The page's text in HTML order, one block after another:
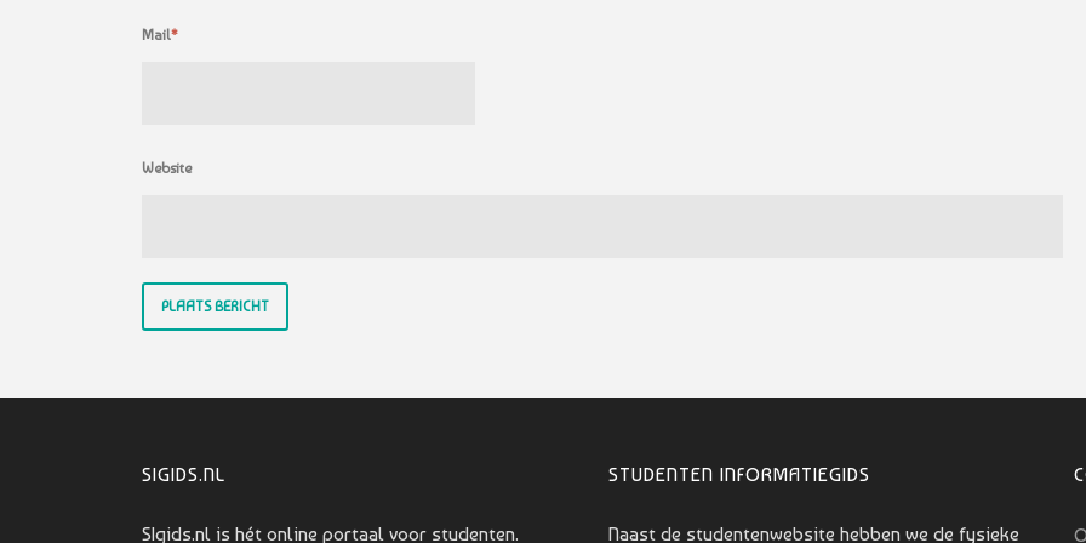
Mail*
Website
SIGIDS.NL
SIgids.nl is hét online portaal voor studenten.
STUDENTEN INFORMATIEGIDS
Naast de studentenwebsite hebben we de fysieke